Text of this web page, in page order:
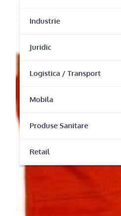
Industrie
Juridic
Logistica / Transport
Mobila
Produse Sanitare
Retail